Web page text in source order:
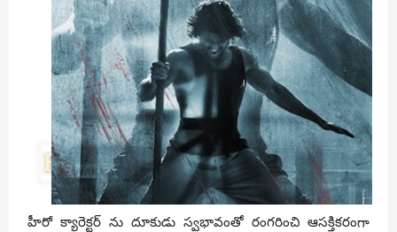
హీరో క్యారెక్టర్ ను దూకుడు స్వభావంతో రంగరించి ఆసక్తికరంగా